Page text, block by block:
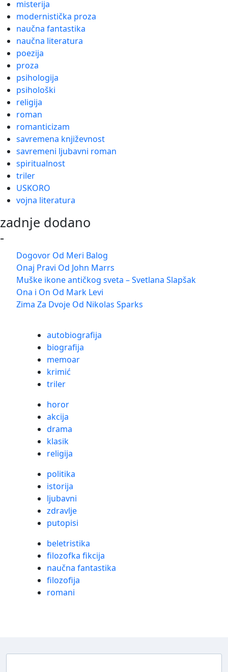
misterija
modernistička proza
naučna fantastika
naučna literatura
poezija
proza
psihologija
psihološki
religija
roman
romanticizam
savremena književnost
savremeni ljubavni roman
spiritualnost
triler
USKORO
vojna literatura
zadnje dodano
-
Dogovor Od Meri Balog
Onaj Pravi Od John Marrs
Muške ikone antičkog sveta – Svetlana Slapšak
Ona i On Od Mark Levi
Zima Za Dvoje Od Nikolas Sparks
autobiografija
biografija
memoar
krimić
triler
horor
akcija
drama
klasik
religija
politika
istorija
ljubavni
zdravlje
putopisi
beletristika
filozofka fikcija
naučna fantastika
filozofija
romani